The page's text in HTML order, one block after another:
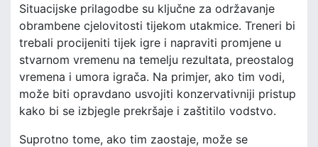
Situacijske prilagodbe su ključne za održavanje
obrambene cjelovitosti tijekom utakmice. Treneri bi
trebali procijeniti tijek igre i napraviti promjene u
stvarnom vremenu na temelju rezultata, preostalog
vremena i umora igrača. Na primjer, ako tim vodi,
može biti opravdano usvojiti konzervativniji pristup
kako bi se izbjegle prekršaje i zaštitilo vodstvo.
Suprotno tome, ako tim zaostaje, može se